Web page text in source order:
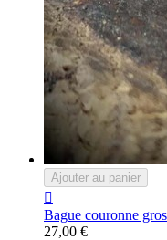
Ajouter au panier

Bague couronne
27,00 €